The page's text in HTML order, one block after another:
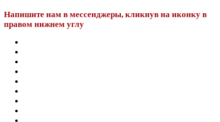
Напишите нам в мессенджеры, кликнув на иконку в
правом нижнем углу